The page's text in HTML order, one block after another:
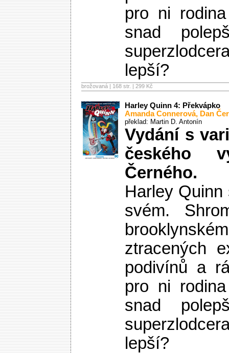
pro ni
snad
lepší?
brožovaná | 168 str. | 299 Kč
Harley Quinn 4: Překvápko
Amanda Connerová, Dan
překlad: Martin D. Antonín
Vydání s
českého
Černého.
Harley
svém.
ztracených
podivínů a
pro ni
snad
lepší?